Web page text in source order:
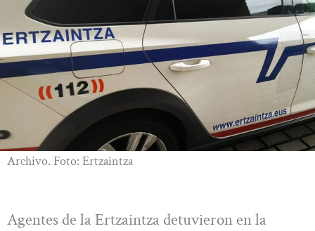
Archivo. Foto: Ertzaintza
Agentes de la Ertzaintza detuvieron en la